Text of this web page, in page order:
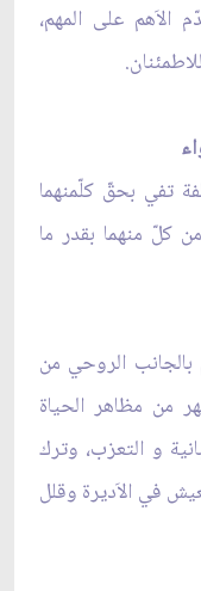
الاَهم على المهم،
تفي بحقّ كلّمنهما
كلّ منهما بقدر ما
بالجانب الروحي من
من مظاهر الحياة
و التعزب، وترك
في الاَديرة وقلل